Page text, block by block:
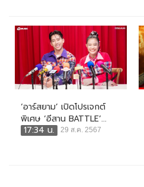
‘อาร์สยาม’ เปิดโปรเจกต์
พิเศษ ‘อีสาน BATTLE’...
17:34 น.
29 ส.ค. 2567